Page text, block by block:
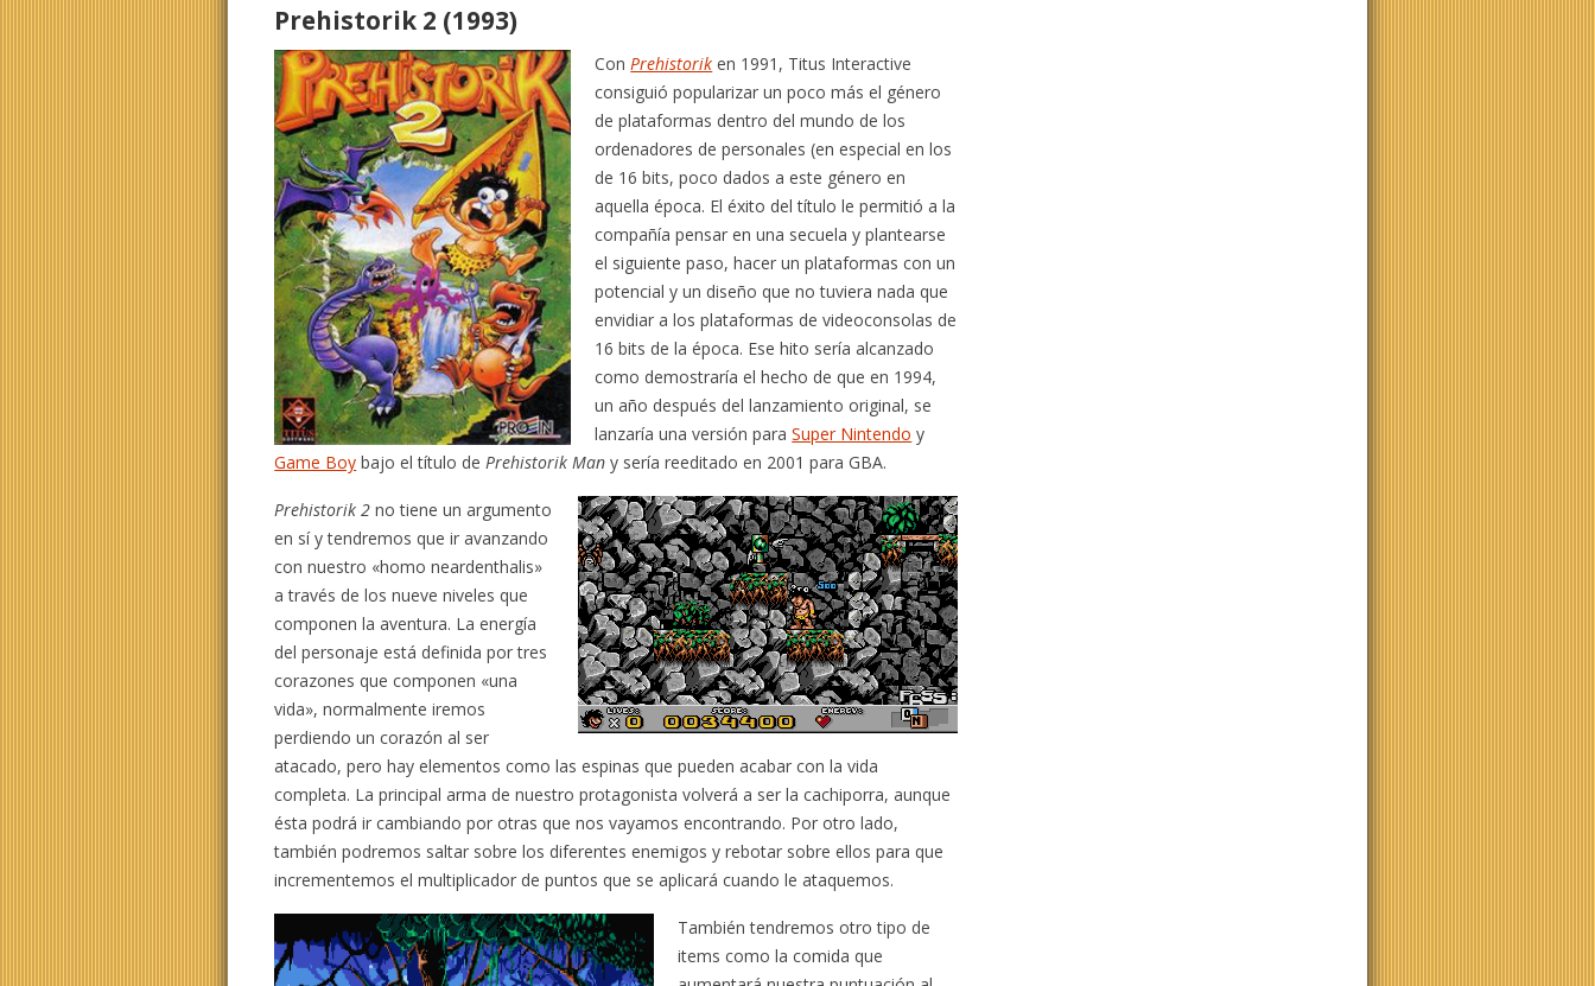
Prehistorik 2 (1993)
Con Prehistorik en 1991, Titus Interactive
consiguió popularizar un poco más el género
de plataformas dentro del mundo de los
ordenadores de personales (en especial en los
de 16 bits, poco dados a este género en
aquella época. El éxito del título le permitió a la
compañía pensar en una secuela y plantearse
el siguiente paso, hacer un plataformas con un
potencial y un diseño que no tuviera nada que
envidiar a los plataformas de videoconsolas de
16 bits de la época. Ese hito sería alcanzado
como demostraría el hecho de que en 1994,
un año después del lanzamiento original, se
lanzaría una versión paraSuper Nintendo y
Game Boy bajo el título de Prehistorik Man y sería reeditado en 2001 para GBA.
Prehistorik 2 no tiene un argumento
en sí y tendremos que ir avanzando
con nuestro «homo neardenthalis»
a través de los nueve niveles que
componen la aventura. La energía
del personaje está definida por tres
corazones que componen «una
vida», normalmente iremos
perdiendo un corazón al ser
atacado, pero hay elementos como las espinas que pueden acabar con la vida
completa. La principal arma de nuestro protagonista volverá a ser la cachiporra, aunque
ésta podrá ir cambiando por otras que nos vayamos encontrando. Por otro lado,
también podremos saltar sobre los diferentes enemigos y rebotar sobre ellos para que
incrementemos el multiplicador de puntos que se aplicará cuando le ataquemos.
También tendremos otro tipo de
items como la comida que